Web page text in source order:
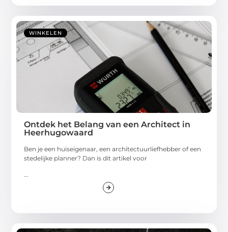
WINKELEN
Ontdek het Belang van een Architect in
Heerhugowaard
Ben je een huiseigenaar, een architectuurliefhebber of een
stedelijke planner? Dan is dit artikel voor
...